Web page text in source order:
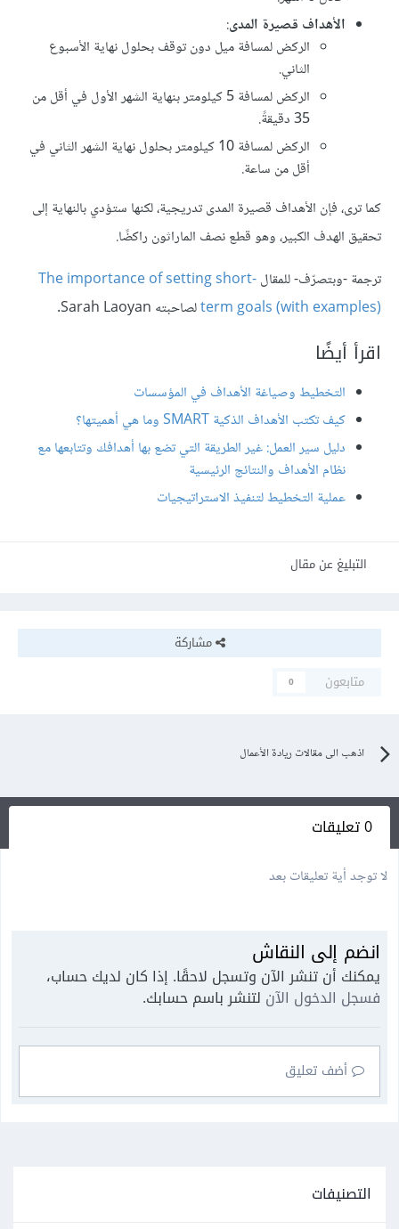
الأهداف قصيرة المدى:
الركض لمسافة ميل دون توقف بحلول نهاية الأسبوع
الثاني.
الركض لمسافة 5 كيلومتر بنهاية الشهر الأول في أقل من
35 دقيقةً.
الركض لمسافة 10 كيلومتر بحلول نهاية الشهر الثاني في
أقل من ساعة.
كما ترى، فإن الأهداف قصيرة المدى تدريجية، لكنها ستؤدي بالنهاية إلى
تحقيق الهدف الكبير، وهو قطع نصف الماراثون راكضًا.
ترجمة -وبتصرّف- للمقالThe importance of setting short-
term goals (with examples)لصاحبته Sarah Laoyan.
اقرأ أيضًا
التخطيط وصياغة الأهداف في المؤسسات
كيف تكتب الأهداف الذكية SMART وما هي أهميتها؟
دليل سير العمل: غير الطريقة التي تضع بها أهدافك وتتابعها مع
نظام الأهداف والنتائج الرئيسية
عملية التخطيط لتنفيذ الاستراتيجيات
التبليغ عن مقال
مشاركة
متابعون
0
اذهب الى مقالات ريادة الأعمال
0 تعليقات
لا توجد أية تعليقات بعد
انضم إلى النقاش
يمكنك أن تنشر الآن وتسجل لاحقًا. إذا كان لديك حساب،
فسجل الدخول الآن لتنشر باسم حسابك.
أضف تعليق
التصنيفات